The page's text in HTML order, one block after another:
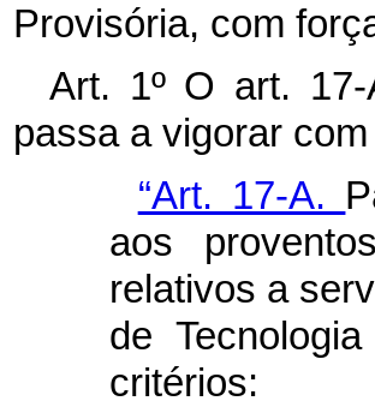
Provisória, com
Art. 1º O art.
passa a vigorar
“Art. 17-A.
aos
relativos a
de
critérios: